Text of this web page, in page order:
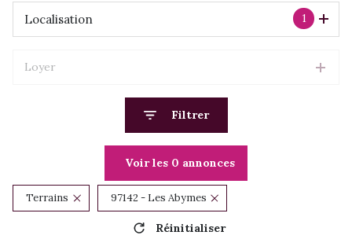
1
Localisation
Loyer
Filtrer
Voir les 0 annonces
Terrains 97142 - Les Abymes
Réinitialiser